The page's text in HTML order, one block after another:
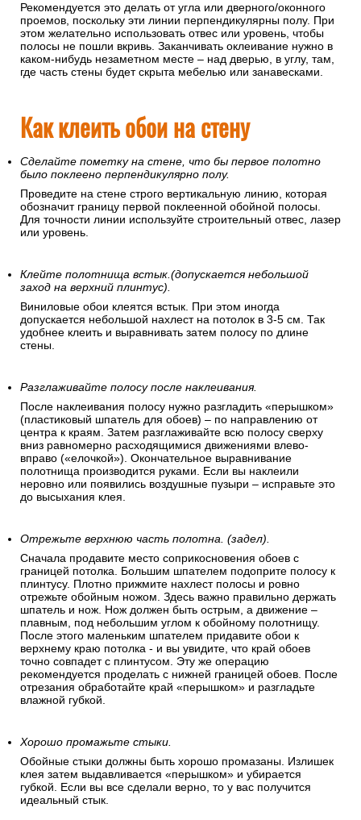
Рекомендуется это делать от угла или дверного/оконного
проемов, поскольку эти линии перпендикулярны полу. При
этом желательно использовать отвес или уровень, чтобы
полосы не пошли вкривь. Заканчивать оклеивание нужно в
каком-нибудь незаметном месте – над дверью, в углу, там,
где часть стены будет скрыта мебелью или занавесками.
Как клеить обои на стену
Сделайте пометку на стене, что бы первое полотно
было поклеено перпендикулярно полу.
Проведите на стене строго вертикальную линию, которая
обозначит границу первой поклеенной обойной полосы.
Для точности линии используйте строительный отвес, лазер
или уровень.
Клейте полотнища встык.(допускается небольшой
заход на верхний плинтус).
Виниловые обои клеятся встык. При этом иногда
допускается небольшой нахлест на потолок в 3-5 см. Так
удобнее клеить и выравнивать затем полосу по длине
стены.
Разглаживайте полосу после наклеивания.
После наклеивания полосу нужно разгладить «перышком»
(пластиковый шпатель для обоев) – по направлению от
центра к краям. Затем разглаживайте всю полосу сверху
вниз равномерно расходящимися движениями влево-
вправо («елочкой»). Окончательное выравнивание
полотнища производится руками. Если вы наклеили
неровно или появились воздушные пузыри – исправьте это
до высыхания клея.
Отрежьте верхнюю часть полотна. (задел).
Сначала продавите место соприкосновения обоев с
границей потолка. Большим шпателем подоприте полосу к
плинтусу. Плотно прижмите нахлест полосы и ровно
отрежьте обойным ножом. Здесь важно правильно держать
шпатель и нож. Нож должен быть острым, а движение –
плавным, под небольшим углом к обойному полотнищу.
После этого маленьким шпателем придавите обои к
верхнему краю потолка - и вы увидите, что край обоев
точно совпадет с плинтусом. Эту же операцию
рекомендуется проделать с нижней границей обоев. После
отрезания обработайте край «перышком» и разгладьте
влажной губкой.
Хорошо промажьте стыки.
Обойные стыки должны быть хорошо промазаны. Излишек
клея затем выдавливается «перышком» и убирается
губкой. Если вы все сделали верно, то у вас получится
идеальный стык.